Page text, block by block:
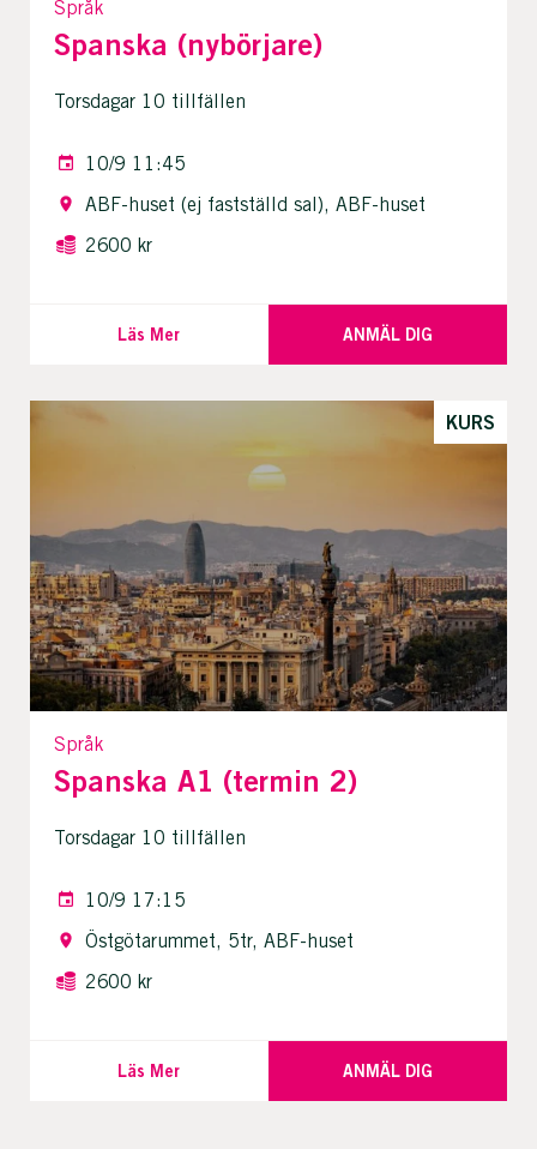
Språk
Spanska (nybörjare)
Torsdagar 10 tillfällen
10/9 11:45
ABF-huset (ej fastställd sal), ABF-huset
2600 kr
Läs Mer ANMÄL DIG
KURS
Språk
Spanska A1 (termin 2)
Torsdagar 10 tillfällen
10/9 17:15
Östgötarummet, 5tr, ABF-huset
2600 kr
Läs Mer ANMÄL DIG